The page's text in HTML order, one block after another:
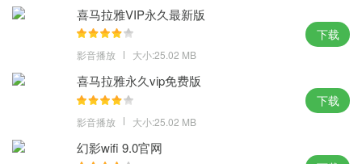
密，防止文件泄露。
2、独一无二的压缩技术，压缩时间根据压缩程度的不同，实现了压
3、支持7-Zip创建的ZIP分卷压缩包的解压，是我们电脑上必备的解
4、在压缩率和速度方面都有很好的表现，更快地完成这些任务来节
省大量时间。
喜马拉雅VIP永久最新版
影音播放 大小:25.02 MB
下载
喜马拉雅永久vip免费版
影音播放 大小:25.02 MB
下载
幻影wifi 9.0官网